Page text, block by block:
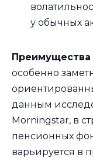
у обычных
особенно
данным
Morningstar, в
пенсионных
варьируется в